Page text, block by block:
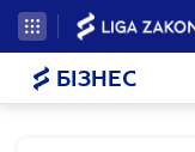
БІЗНЕС